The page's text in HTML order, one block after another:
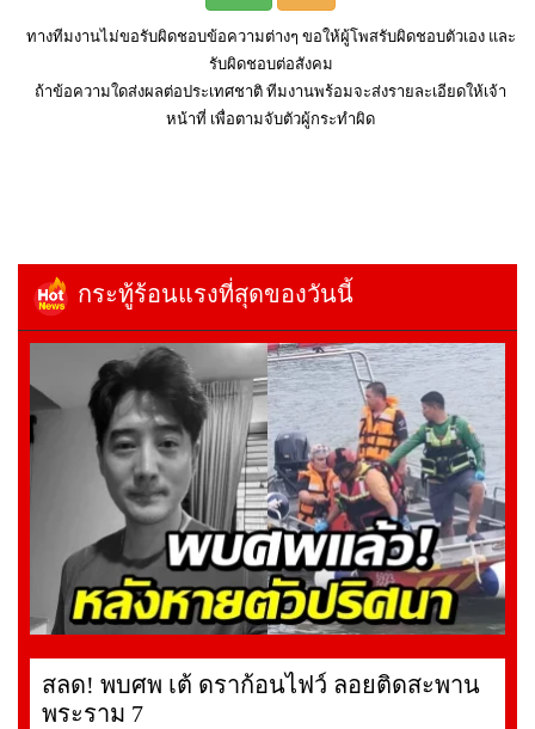
ทางทีมงานไม่ขอรับผิดชอบข้อความต่างๆ ขอให้ผู้โพสรับผิดชอบตัวเอง และ
รับผิดชอบต่อสังคม
ถ้าข้อความใดส่งผลต่อประเทศชาติ ทีมงานพร้อมจะส่งรายละเอียดให้เจ้า
หน้าที่ เพื่อตามจับตัวผู้กระทำผิด
กระทู้ร้อนแรงที่สุดของวันนี้
สลด! พบศพ เต้ ดราก้อนไฟว์ ลอยติดสะพาน
พระราม 7